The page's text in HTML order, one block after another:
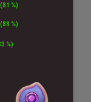
(81 %)
(88 %)
%)